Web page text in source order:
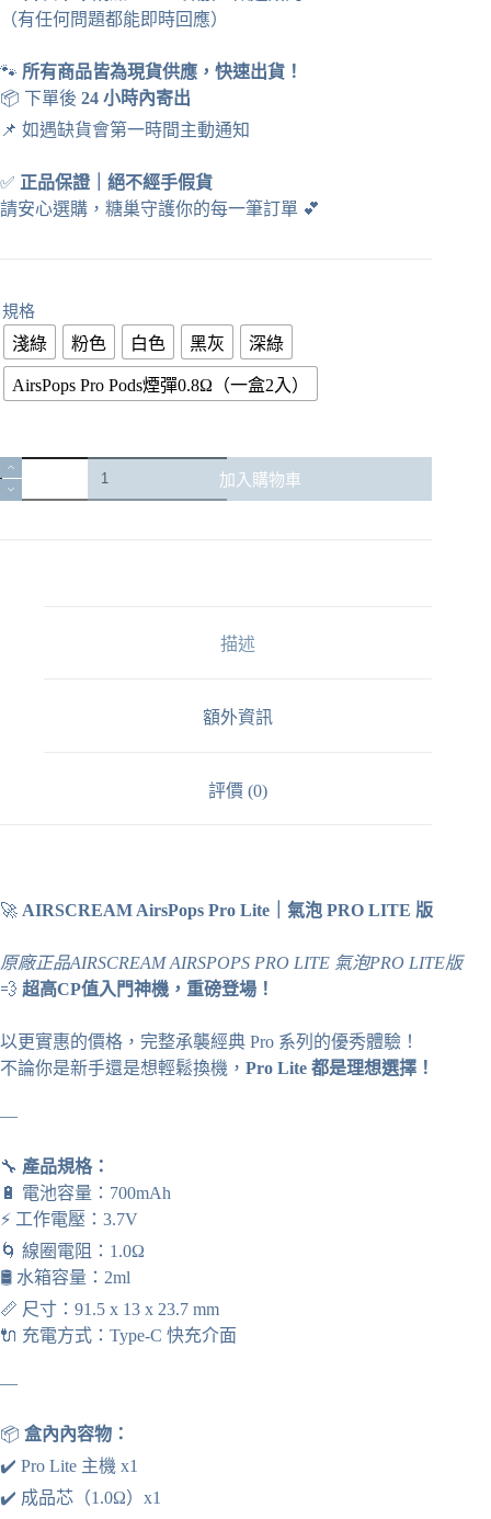
（有任何問題都能即時回應）
🐾 所有商品皆為現貨供應，快速出貨！
📦 下單後 24 小時內寄出
📌 如遇缺貨會第一時間主動通知
✅ 正品保證
絕不經手假貨
請安心選購，糖巢守護你的每一筆訂單 💕
規格
淺綠 粉色 白色 黑灰 深綠
AirsPops Pro Pods煙彈0.8Ω（一盒2入）
🚀
AIRSCREAM
AirsPops
加入購物車
描述
額外資訊
評價 (0)
🚀 AIRSCREAM AirsPops Pro Lite｜氣泡 PRO LITE 版
原廠正品AIRSCREAM AIRSPOPS PRO LITE 氣泡PRO LITE版
💨 超高CP值入門神機，重磅登場！
以更實惠的價格，完整承襲經典 Pro 系列的優秀體驗！
不論你是新手還是想輕鬆換機， Pro Lite 都是理想選擇！
—
🔧 產品規格：
🔋 電池容量：700mAh
⚡ 工作電壓：3.7V
🌀 線圈電阻：1.0Ω
🛢️ 水箱容量：2ml
📏 尺寸：91.5 x 13 x 23.7 mm
🔌 充電方式：Type-C 快充介面
—
📦 盒內內容物：
✔️ Pro Lite 主機 x1
✔️ 成品芯（1.0Ω）x1